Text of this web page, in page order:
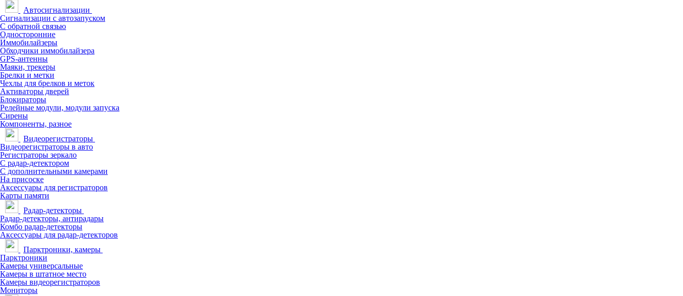
Автосигнализации
Сигнализации с автозапуском
С обратной связью
Односторонние
Иммобилайзеры
Обходчики иммобилайзера
GPS-антенны
Маяки, трекеры
Брелки и метки
Чехлы для брелков и меток
Активаторы дверей
Блокираторы
Релейные модули, модули запуска
Сирены
Компоненты, разное
Видеорегистраторы
Видеорегистраторы в авто
Регистраторы зеркало
С радар-детектором
С дополнительными камерами
На присоске
Аксессуары для регистраторов
Карты памяти
Радар-детекторы
Радар-детекторы, антирадары
Комбо радар-детекторы
Аксессуары для радар-детекторов
Парктроники, камеры
Парктроники
Камеры универсальные
Камеры в штатное место
Камеры видеорегистраторов
Мониторы